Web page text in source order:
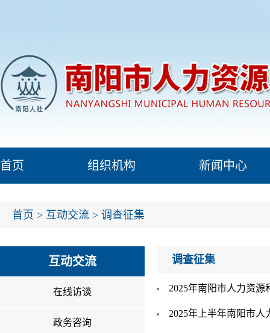
首页 组织机构 新闻中心
首页 > 互动交流 > 调查征集
互动交流
在线访谈
政务咨询
调查征集
2025年南阳市人力资
2025年上半年南阳市